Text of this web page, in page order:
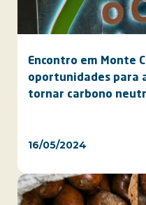
Encontro em Monte
oportunidades para
tornar carbono
16/05/2024